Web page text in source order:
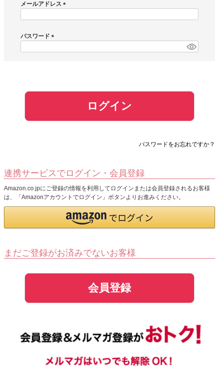
メールアドレス
)
パスワード
ログイン
パスワードをお忘れですか？
連携サービスでログイン・会員登録
Amazon.co.jpにご登録の情報を利用してログインまたは会員登録されるお客様
は、「Amazonアカウントでログイン」ボタンよりお進みください。
まだご登録がお済みでないお客様
会員登録